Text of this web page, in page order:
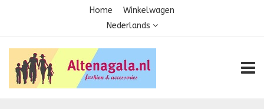
Home
Winkelwagen
Nederlands